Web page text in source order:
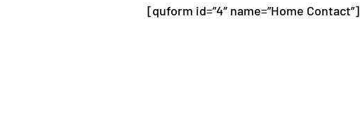
[quform id=”4″ name=”Home Contact”]